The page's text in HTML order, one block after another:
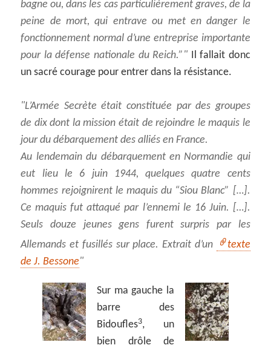
bagne ou, dans les cas particulièrement graves, de la
peine de mort, qui entrave ou met en danger le
fonctionnement normal d’une entreprise importante
pour la défense nationale du Reich.”
Il fallait donc
un sacré courage pour entrer dans la résistance.
L’Armée Secrète était constituée par des groupes
de dix dont la mission était de rejoindre le maquis le
jour du débarquement des alliés en France.
Au lendemain du débarquement en Normandie qui
eut lieu le 6 juin 1944, quelques quatre cents
hommes rejoignirent le maquis du “Siou Blanc” […].
Ce maquis fut attaqué par l’ennemi le 16 Juin. […].
Seuls douze jeunes gens furent surpris par les
Allemands et fusillés sur place. Extrait d’un
texte
de J. Bessone
Sur ma gauche la
barre des
Bidoufles3, un
bien drôle de